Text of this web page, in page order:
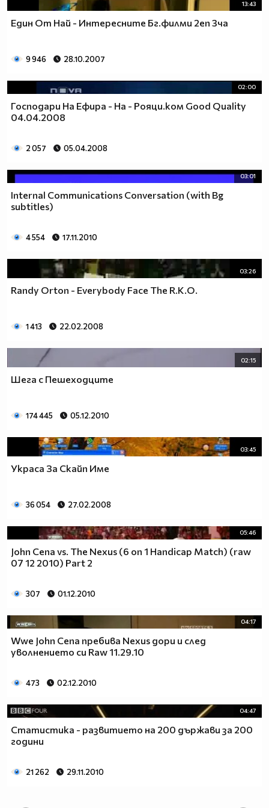
13:43
Един От Най - Интересните Бг.филми 2еп 3ча
9 946 28.10.2007
02:00
Господари На Ефира - На - Рояци.ком Good Quality
04.04.2008
2 057 05.04.2008
03:01
Internal Communications Conversation (with Bg
subtitles)
4 554 17.11.2010
03:26
Randy Orton - Everybody Face The R.K.O.
1 413 22.02.2008
02:15
Шега с Пешеходците
174 445 05.12.2010
03:45
Украса За Скайп Име
36 054 27.02.2008
05:46
John Cena vs. The Nexus (6 on 1 Handicap Match) (raw
07 12 2010) Part 2
307 01.12.2010
04:17
Wwe John Cena пребива Nexus дори и след
уволнението си Raw 11.29.10
473 02.12.2010
04:47
Статистика - развитието на 200 държави за 200
години
21 262 29.11.2010